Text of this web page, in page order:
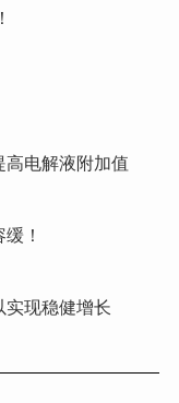
电解液附加值
！
现稳健增长